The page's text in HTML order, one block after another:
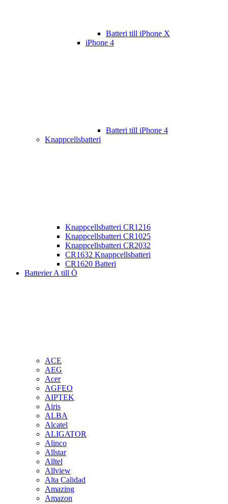
Batteri till iPhone X
iPhone 4
Batteri till iPhone 4
Knappcellsbatteri
Knappcellsbatteri CR1216
Knappcellsbatteri CR1025
Knappcellsbatteri CR2032
CR1632 Knappcellsbatteri
CR1620 Batteri
Batterier A till Ö
ACE
AEG
Acer
AGFEO
AIPTEK
Airis
ALBA
Alcatel
ALIGATOR
Alinco
Allstar
Alltel
Allview
Alta Calidad
Amazing
Amazon